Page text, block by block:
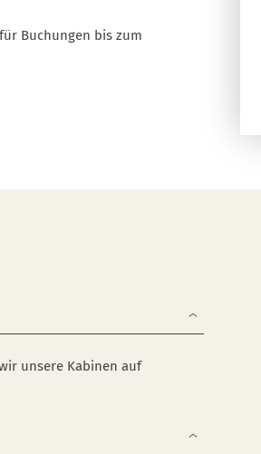
Buchungen bis zum
unsere Kabinen auf